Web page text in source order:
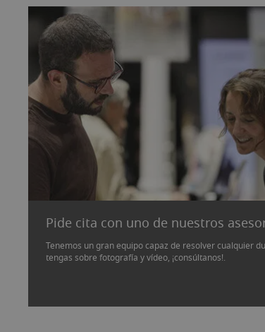
Pide cita con uno de nuestros
Tenemos un gran equipo capaz de resolver cualquier
tengas sobre fotografía y vídeo, ¡consúltanos!.